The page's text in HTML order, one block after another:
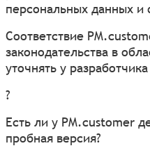
персональных данных
Соответствие
законодательства в
уточнять у
?
Есть ли у PM.customer
пробная версия?